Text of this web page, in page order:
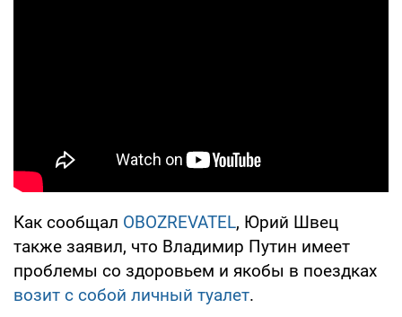
Как сообщал OBOZREVATEL, Юрий Швец
также заявил, что Владимир Путин имеет
проблемы со здоровьем и якобы в поездках
возит с собой личный туалет.